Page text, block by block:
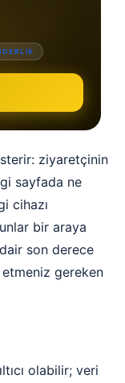
ziyaretçinin
sayfada ne
cihazı
bir araya
son derece
gereken
olabilir; veri